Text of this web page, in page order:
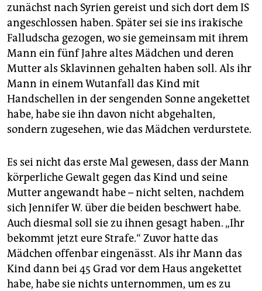
zunächst nach Syrien gereist und sich dort dem IS
angeschlossen haben. Später sei sie ins irakische
Falludscha gezogen, wo sie gemeinsam mit ihrem
Mann ein fünf Jahre altes Mädchen und deren
Mutter als Sklavinnen gehalten haben soll. Als ihr
Mann in einem Wutanfall das Kind mit
Handschellen in der sengenden Sonne angekettet
habe, habe sie ihn davon nicht abgehalten,
sondern zugesehen, wie das Mädchen verdurstete.
Es sei nicht das erste Mal gewesen, dass der Mann
körperliche Gewalt gegen das Kind und seine
Mutter angewandt habe – nicht selten, nachdem
sich Jennifer W. über die beiden beschwert habe.
Auch diesmal soll sie zu ihnen gesagt haben. „Ihr
bekommt jetzt eure Strafe.“ Zuvor hatte das
Mädchen offenbar eingenässt. Als ihr Mann das
Kind dann bei 45 Grad vor dem Haus angekettet
habe, habe sie nichts unternommen, um es zu